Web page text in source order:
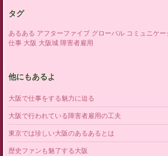
タグ
あるある アフターファイブ グローバル コミュニケー
仕事 大阪 大阪城 障害者雇用
他にもあるよ
大阪で仕事をする魅力に迫る
大阪で行われている障害者雇用の工夫
東京では珍しい大阪のあるあるとは
歴史ファンも魅了する大阪